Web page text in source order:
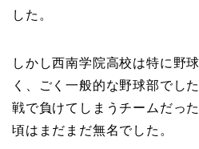
した。
しかし西南学院高校は特に野
く、ごく一般的な野球部でし
戦で負けてしまうチームだっ
頃はまだまだ無名でした。